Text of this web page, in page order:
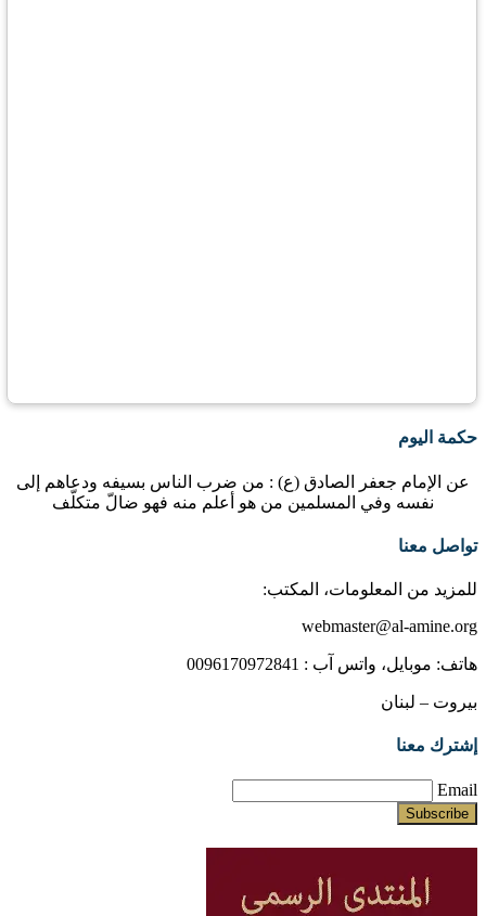
حكمة اليوم
عن الإمام جعفر الصادق (ع) : من ضرب الناس بسيفه ودعاهم إلى
نفسه وفي المسلمين من هو أعلم منه فهو ضالّ متكلّف
تواصل معنا
للمزيد من المعلومات، المكتب:
webmaster@al-amine.org
هاتف: موبايل، واتس آب : 0096170972841
بيروت – لبنان
إشترك معنا
Email